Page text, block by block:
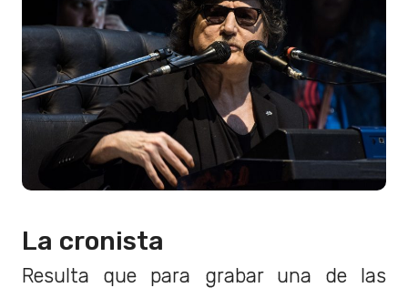
La cronista
Resulta que para grabar una de las